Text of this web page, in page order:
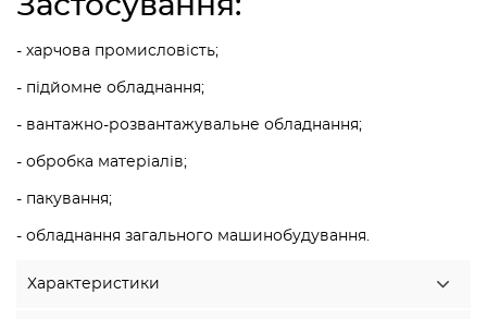
Застосування:
- харчова промисловість;
- підйомне обладнання;
- вантажно-розвантажувальне обладнання;
- обробка матеріалів;
- пакування;
- обладнання загального машинобудування.
Характеристики